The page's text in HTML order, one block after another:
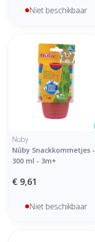
Niet beschikbaar
Nuby
Nûby Snackkommetjes -
300 ml - 3m+
€ 9,61
Niet beschikbaar